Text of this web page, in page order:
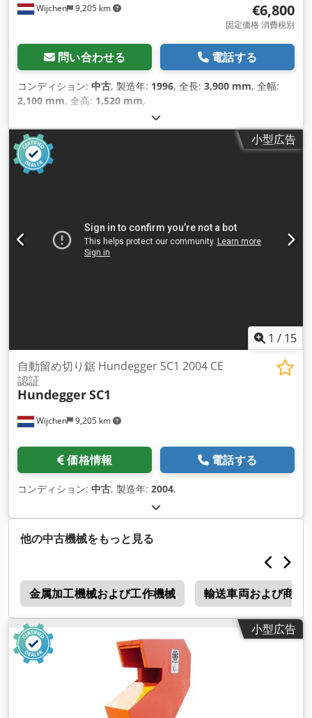
Wijchen 9,205 km €6,800
固定価格 消費税別
問い合わせる 電話する
コンディション: 中古, 製造年: 1996, 全長: 3,900 mm, 全幅:
2,100 mm, 全高: 1,520 mm,
小型広告
1 / 15
Wijchen 9,205 km
自動留め切り鋸 Hundegger SC1 2004 CE
認証
HundeggerSC1
価格情報 電話する
コンディション: 中古, 製造年: 2004,
他の中古機械をもっと見る
金属加工機械および工作機械 輸送車両および商用
小型広告